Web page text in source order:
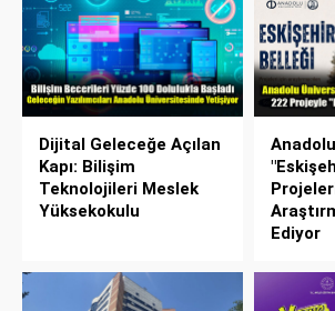
Dijital Geleceğe Açılan
Kapı: Bilişim
Teknolojileri Meslek
Yüksekokulu
Ediyor